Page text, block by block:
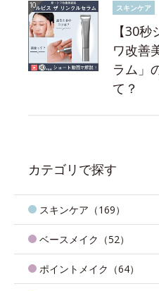
スキンケア
【30
ワ改善
ラム」
て？
カテゴリで探す
スキンケア（169）
ベースメイク（52）
ポイントメイク（64）